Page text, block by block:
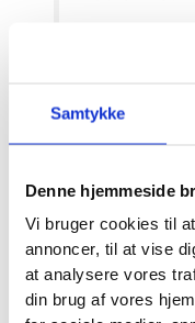
Samtykke
Denne hjemmeside
Vi bruger cookies til
annoncer, til at vise
at analysere vores
din brug af vores
henvendelser og
en anden
eller “frisør Holbæk
end store mængder
de rigtige kunder.
Væksters
Business og